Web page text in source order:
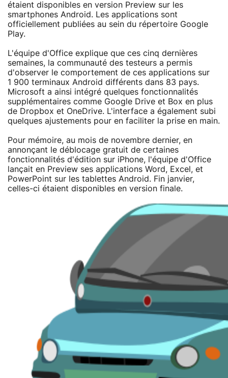
étaient disponibles en version Preview sur les
smartphones Android. Les applications sont
officiellement publiées au sein du répertoire Google
Play.
L'équipe d'Office explique que ces cinq dernières
semaines, la communauté des testeurs a permis
d'observer le comportement de ces applications sur
1 900 terminaux Android différents dans 83 pays.
Microsoft a ainsi intégré quelques fonctionnalités
supplémentaires comme Google Drive et Box en plus
de Dropbox et OneDrive. L'interface a également subi
quelques ajustements pour en faciliter la prise en main.
Pour mémoire, au mois de novembre dernier, en
annonçant le déblocage gratuit de certaines
fonctionnalités d'édition sur iPhone, l'équipe d'Office
lançait en Preview ses applications Word, Excel, et
PowerPoint sur les tablettes Android. Fin janvier,
celles-ci étaient disponibles en version finale.